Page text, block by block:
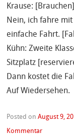
Krause:
Nein, ich fahre
einfache Fahrt.
Kühn: Zweite
Sitzplatz
Dann kostet die
Auf Wiedersehen.
Posted onAugust 9,
Kommentar